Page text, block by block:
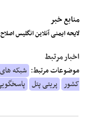
منابع خبر
لایحه ایمنی آنلاین انگلیس
اخبار مرتبط
موضوعات مرتبط: شبکه
کشور پریتی پتل